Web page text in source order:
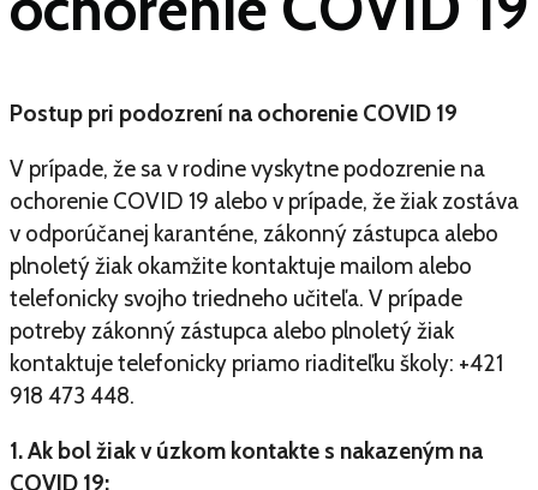
Postup pri podozrení na ochorenie COVID 19
V prípade, že sa v rodine vyskytne podozrenie na
ochorenie COVID 19 alebo v prípade, že žiak zostáva
v odporúčanej karanténe, zákonný zástupca alebo
plnoletý žiak okamžite kontaktuje mailom alebo
telefonicky svojho triedneho učiteľa. V prípade
potreby zákonný zástupca alebo plnoletý žiak
kontaktuje telefonicky priamo riaditeľku školy: +421
918 473 448.
1. Ak bol žiak v úzkom kontakte s nakazeným na
COVID 19: